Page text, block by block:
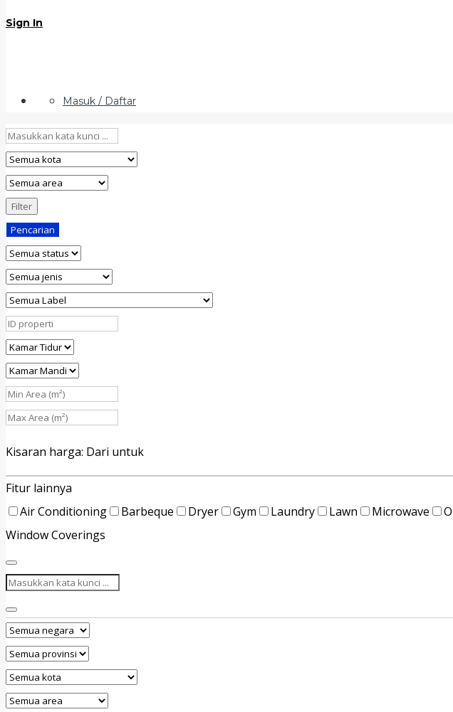
Sign In
Masuk / Daftar
Filter
Pencarian
Kisaran harga: Dari untuk
Fitur lainnya
Air Conditioning
Barbeque Dryer Gym Laundry Lawn Microwave
Window Coverings